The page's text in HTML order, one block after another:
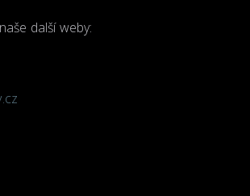
další weby: